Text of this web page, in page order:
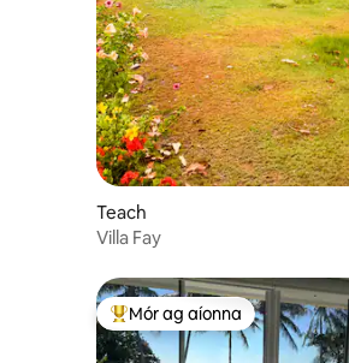
Teach
Villa Fay
An-mhór ag aíonna
Mór ag aíonna